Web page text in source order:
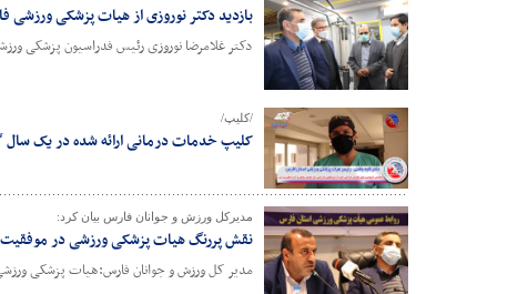
بازدید دکتر نوروزی از هیات پزشکی ورزشی
دکتر غلامرضا نوروزی رئیس فدراسیون پزشکی
/کلیپ/
کلیپ خدمات درمانی ارائه شده در یک
مدیرکل ورزش و جوانان فارس بیان کرد:
نقش پررنگ هیات پزشکی ورزشی در
مدیر کل ورزش و جوانان فارس:هیات پزشکی